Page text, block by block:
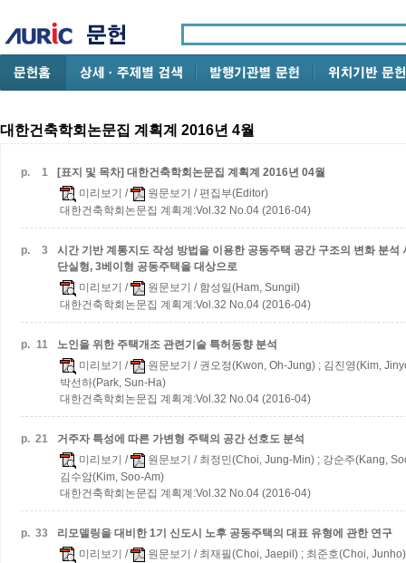
대한건축학회논문집 계획계 2016년 4월
p. 1
[표지 및 목차] 대한건축학회논문집 계획계 2016년 04월
미리보기 / 원문보기 / 편집부(Editor)
대한건축학회논문집 계획계:Vol.32 No.04 (2016-04)
p. 3 시간 기반 계통지도 작성 방법을 이용한 공동주택 공간 구조의 변화 분석
단실형, 3베이형 공동주택을 대상으로
미리보기 / 원문보기 / 함성일(Ham, Sungil)
대한건축학회논문집 계획계:Vol.32 No.04 (2016-04)
p. 11
노인을 위한 주택개조 관련기술 특허동향 분석
미리보기 / 원문보기 / 권오정(Kwon, Oh-Jung) ; 김진영(Kim,
박선하(Park, Sun-Ha)
대한건축학회논문집 계획계:Vol.32 No.04 (2016-04)
p. 21
거주자 특성에 따른 가변형 주택의 공간 선호도 분석
미리보기 / 원문보기 / 최정민(Choi, Jung-Min) ; 강순주(Kang,
김수암(Kim, Soo-Am)
대한건축학회논문집 계획계:Vol.32 No.04 (2016-04)
p. 33
리모델링을 대비한 1기 신도시 노후 공동주택의 대표 유형에 관한 연구
미리보기 / 원문보기 / 최재필(Choi, Jaepil) ; 최준호(Choi,